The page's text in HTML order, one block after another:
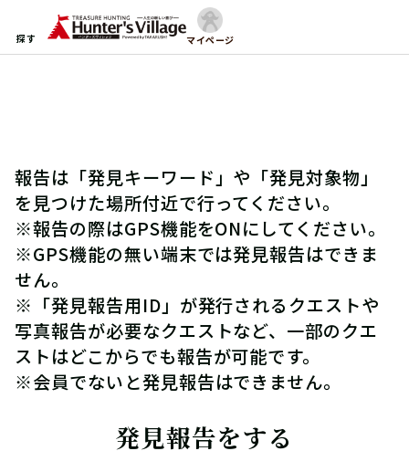
探す マイページ
報告は「発見キーワード」や「発見対象物」
を見つけた場所付近で行ってください。
※報告の際はGPS機能をONにしてください。
※GPS機能の無い端末では発見報告はできま
せん。
※「発見報告用ID」が発行されるクエストや
写真報告が必要なクエストなど、一部のクエ
ストはどこからでも報告が可能です。
※会員でないと発見報告はできません。
発見報告をする